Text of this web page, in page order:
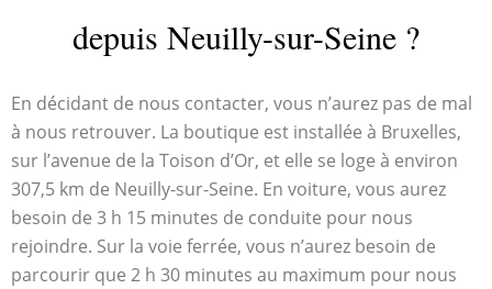
depuis Neuilly-sur-Seine ?
En décidant de nous contacter, vous n’aurez pas de mal
à nous retrouver. La boutique est installée à Bruxelles,
sur l’avenue de la Toison d’Or, et elle se loge à environ
307,5 km de Neuilly-sur-Seine. En voiture, vous aurez
besoin de 3 h 15 minutes de conduite pour nous
rejoindre. Sur la voie ferrée, vous n’aurez besoin de
parcourir que 2 h 30 minutes au maximum pour nous